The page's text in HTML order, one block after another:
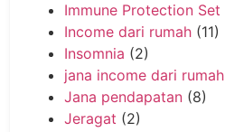
Immune Protection Set
Income dari rumah (11)
Insomnia (2)
jana income dari rumah
Jana pendapatan (8)
Jeragat (2)